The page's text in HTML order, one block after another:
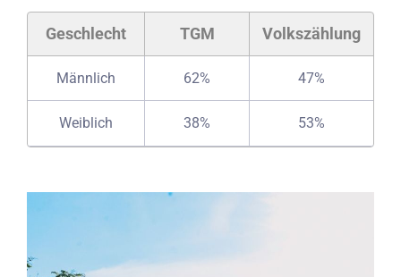
Geschlecht TGM Volkszählung
Männlich 62% 47%
Weiblich 38% 53%